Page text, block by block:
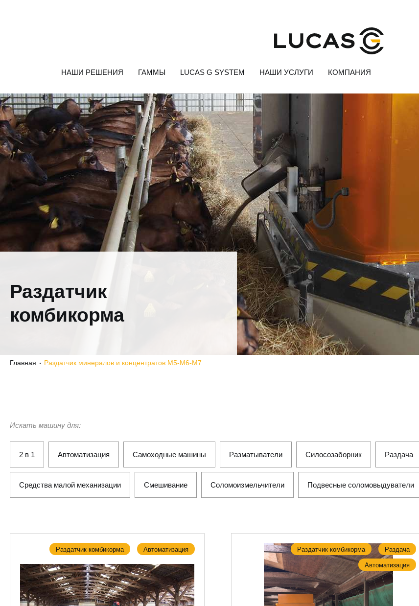
НАШИ РЕШЕНИЯ ГАММЫ LUCAS G SYSTEM НАШИ УСЛУГИ КОМПАНИЯ
Раздатчик
комбикорма
Главная Раздатчик минералов и концентратов M5-M6-M7
Искать машину для:
2 в 1 Автоматизация Самоходные машины Разматыватели Силосозаборник Раздача
Средства малой механизации Смешивание Соломоизмельчители Подвесные соломовыдуватели
Раздатчик комбикорма Автоматизация Раздатчик комбикорма Раздача
Автоматизация